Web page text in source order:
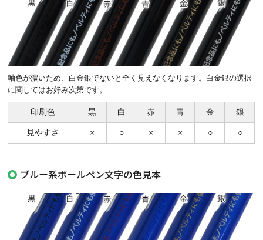
軸色が濃いため、白金銀でないと全く見えなくなります。白金銀の選択
に関してはお好み次第です。
印刷色 黒 白 赤 青 金 銀
見やすさ × ○ × × ○ ○
ブルー系ボールペン文字の色見本